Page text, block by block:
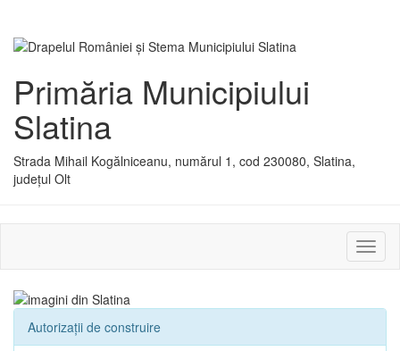
Primăria Municipiului
Slatina
Strada Mihail Kogălniceanu, numărul 1, cod 230080, Slatina,
județul Olt
sau
Autorizaţii de construire